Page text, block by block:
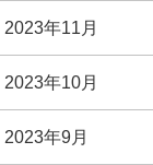
2023年11月
2023年10月
2023年9月